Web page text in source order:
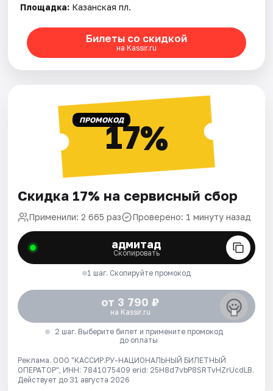
Площадка: Казанская пл.
Билеты со скидкой
на Kassir.ru
ПРОМОКОД17%
Скидка 17% на сервисный сбор
Применили: 2 665 раз Проверено: 1 минуту назад
адмитад
Скопировать
1 шаг. Скопируйте промокод
от 3 790 ₽
на Kassir.ru
2 шаг. Выберите билет и примените промокод
до оплаты
Реклама. ООО "КАССИР.РУ-НАЦИОНАЛЬНЫЙ БИЛЕТНЫЙ
ОПЕРАТОР", ИНН: 7841075409 erid: 25H8d7vbP8SRTvHZrUcdLB.
Действует до 31 августа 2026